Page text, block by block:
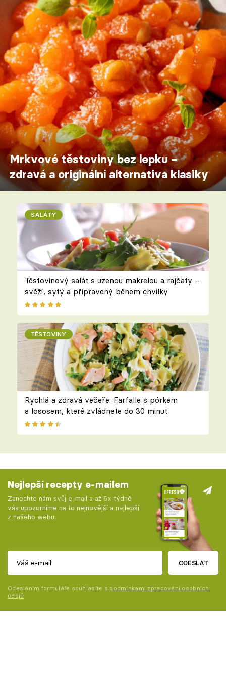
Mrkvové těstoviny bez lepku –
zdravá a originální alternativa klasiky
SALÁTY
Těstovinový salát s uzenou makrelou a rajčaty –
svěží, sytý a připravený během chvilky
TĚSTOVINY
Rychlá a zdravá večeře: Farfalle s pórkem
a lososem, které zvládnete do 30 minut
Nejlepší recepty e-mailem
Zanechte nám svůj e-mail a až 5x týdně
vás upozorníme na to nejnovější a nejlepší
z našeho webu.
ODESLAT
Odesláním formuláře souhlasíte s podmínkami zpracování osobních
údajů